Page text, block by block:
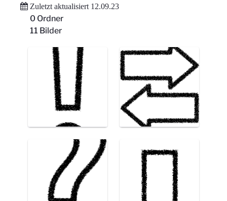
Zuletzt aktualisiert 12.09.23
0 Ordner
11 Bilder